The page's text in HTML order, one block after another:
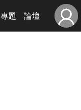
專題 論壇